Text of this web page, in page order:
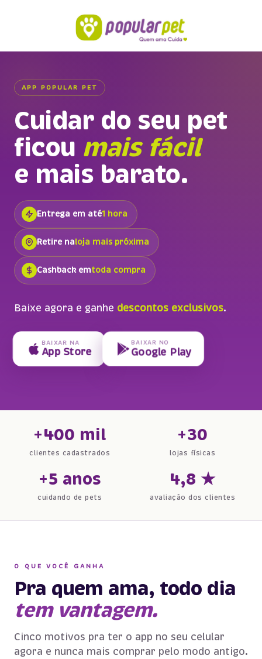
APP POPULAR PET
Cuidar do seu pet
ficou mais fácil
e mais barato.
Entrega em até1 hora
Retire naloja mais próxima
Cashback emtoda compra
Baixe agora e ganhe descontos exclusivos.
BAIXAR NA
App Store
BAIXAR NO
Google Play
+400 mil
clientes cadastrados
+30
lojas físicas
+5 anos
cuidando de pets
4,8 ★
avaliação dos clientes
O QUE VOCÊ GANHA
Pra quem ama, todo dia
tem vantagem.
Cinco motivos pra ter o app no seu celular
agora e nunca mais comprar pelo modo antigo.